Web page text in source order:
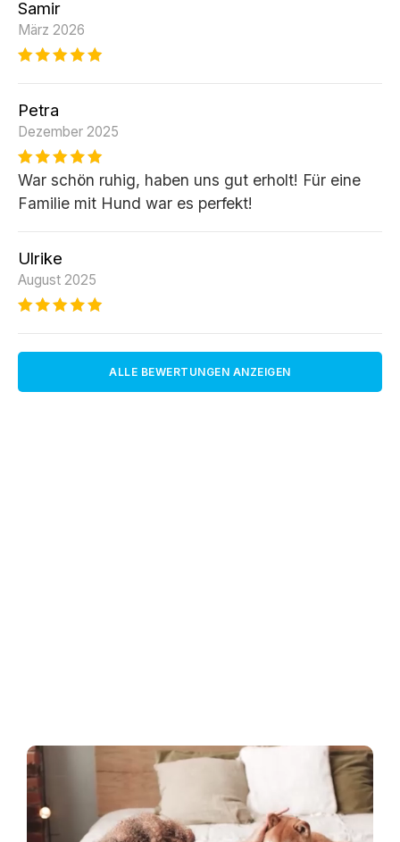
Samir
März 2026
Petra
Dezember 2025
War schön ruhig, haben uns gut erholt! Für eine
Familie mit Hund war es perfekt!
Ulrike
August 2025
ALLE BEWERTUNGEN ANZEIGEN